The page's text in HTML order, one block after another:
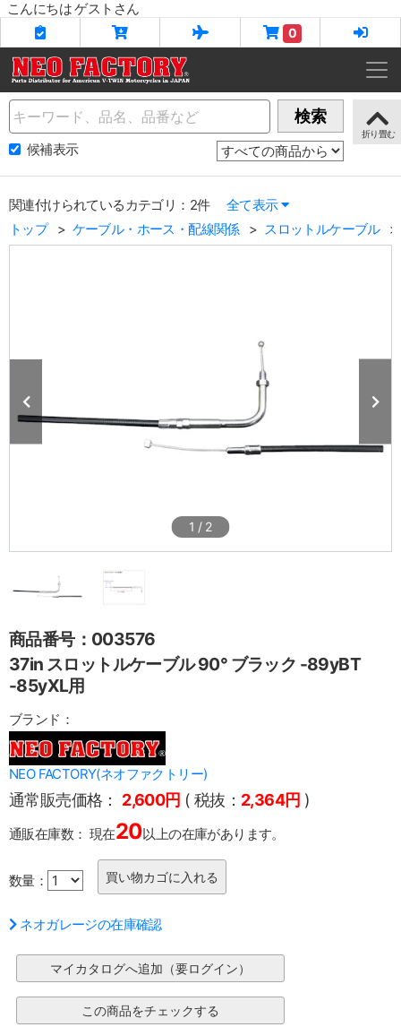
こんにちは ゲストさん
0
Name 検索
候補表示
関連付けられているカテゴリ：2件
全て表示
トップ
ケーブル・ホース・配線関係 スロットルケーブル
1 / 2
商品番号：003576
37in スロットルケーブル 90° ブラック -89yBT
-85yXL用
ブランド：
NEO FACTORY(ネオファクトリー)
通常販売価格： 2,600円 ( 税抜： 2,364円 )
通販在庫数： 現在20以上の在庫があります。
数量：
ネオガレージの在庫確認